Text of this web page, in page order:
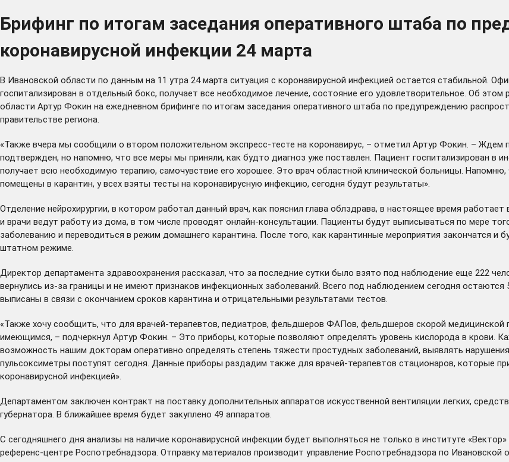
Брифинг по итогам заседания оперативного штаба по
коронавирусной инфекции 24 марта
В Ивановской области по данным на 11 утра 24 марта ситуация с коронавирусной инфекцией остается стабильной.
госпитализирован в отдельный бокс, получает все необходимое лечение, состояние его удовлетворительное. Об
области Артур Фокин на ежедневном брифинге по итогам заседания оперативного штаба по предупреждению
правительстве региона.
«Также вчера мы сообщили о втором положительном экспресс-тесте на коронавирус, – отметил Артур Фокин. – Ждем
подтвержден, но напомню, что все меры мы приняли, как будто диагноз уже поставлен. Пациент госпитализирован в
получает всю необходимую терапию, самочувствие его хорошее. Это врач областной клинической больницы.
помещены в карантин, у всех взяты тесты на коронавирусную инфекцию, сегодня будут результаты».
Отделение нейрохирургии, в котором работал данный врач, как пояснил глава облздрава, в настоящее время
и врачи ведут работу из дома, в том числе проводят онлайн-консультации. Пациенты будут выписываться по мере
заболеванию и переводиться в режим домашнего карантина. После того, как карантинные мероприятия закончатся и
штатном режиме.
Директор департамента здравоохранения рассказал, что за последние сутки было взято под наблюдение еще 222
вернулись из-за границы и не имеют признаков инфекционных заболеваний. Всего под наблюдением сегодня
выписаны в связи с окончанием сроков карантина и отрицательными результатами тестов.
«Также хочу сообщить, что для врачей-терапевтов, педиатров, фельдшеров ФАПов, фельдшеров скорой
имеющимся, – подчеркнул Артур Фокин. – Это приборы, которые позволяют определять уровень кислорода в крови.
возможность нашим докторам оперативно определять степень тяжести простудных заболеваний, выявлять
пульсоксиметры поступят сегодня. Данные приборы раздадим также для врачей-терапевтов стационаров, которые
коронавирусной инфекцией».
Департаментом заключен контракт на поставку дополнительных аппаратов искусственной вентиляции легких,
губернатора. В ближайшее время будет закуплено 49 аппаратов.
С сегодняшнего дня анализы на наличие коронавирусной инфекции будет выполняться не только в институте
референс-центре Роспотребнадзора. Отправку материалов производит управление Роспотребнадзора по